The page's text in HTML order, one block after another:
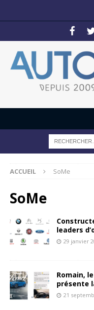
ACCUEIL SoMe
SoMe
leaders
29 janvier
Romain,
présente
21